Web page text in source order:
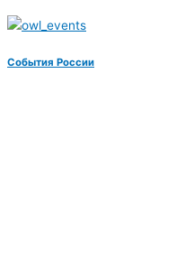
События России